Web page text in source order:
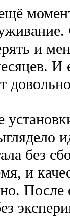
и
И
без
и
После